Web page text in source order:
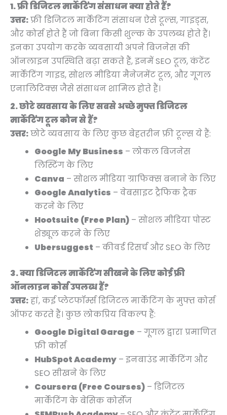
1. फ्री डिजिटल मार्केटिंग संसाधन क्या होते हैं?
उत्तर:फ्री डिजिटल मार्केटिंग संसाधन ऐसे टूल्स, गाइड्स,
और कोर्स होते हैं जो बिना किसी शुल्क के उपलब्ध होते हैं।
इनका उपयोग करके व्यवसायी अपने बिजनेस की
ऑनलाइन उपस्थिति बढ़ा सकते हैं, इनमें SEO टूल, कंटेंट
मार्केटिंग गाइड, सोशल मीडिया मैनेजमेंट टूल, और गूगल
एनालिटिक्स जैसे संसाधन शामिल होते हैं।
2. छोटे व्यवसाय के लिए सबसे अच्छे मुफ्त डिजिटल
मार्केटिंग टूल कौन से हैं?
उत्तर:छोटे व्यवसाय के लिए कुछ बेहतरीन फ्री टूल्स ये हैं:
Google My Business – लोकल बिजनेस
लिस्टिंग के लिए
Canva – सोशल मीडिया ग्राफिक्स बनाने के लिए
Google Analytics – वेबसाइट ट्रैफिक ट्रैक
करने के लिए
Hootsuite (Free Plan) – सोशल मीडिया पोस्ट
शेड्यूल करने के लिए
Ubersuggest – कीवर्ड रिसर्च और SEO के लिए
3. क्या डिजिटल मार्केटिंग सीखने के लिए कोई फ्री
ऑनलाइन कोर्स उपलब्ध हैं?
उत्तर:हां, कई प्लेटफॉर्म्स डिजिटल मार्केटिंग के मुफ्त कोर्स
ऑफर करते हैं। कुछ लोकप्रिय विकल्प हैं:
Google Digital Garage – गूगल द्वारा प्रमाणित
फ्री कोर्स
HubSpot Academy – इनबाउंड मार्केटिंग और
SEO सीखने के लिए
Coursera (Free Courses) – डिजिटल
मार्केटिंग के बेसिक कोर्सेज